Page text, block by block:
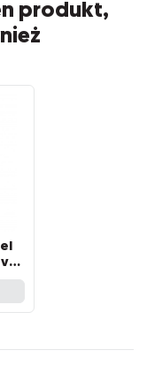
produkt,
Champions Art Sleeves (66 mm x 91 mm) Captain Marvel 50+1 szt.